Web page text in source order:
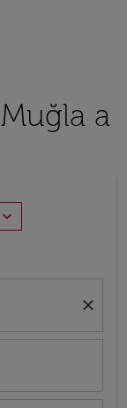
a
expand_more
close